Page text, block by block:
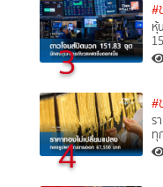
3
#
หุ้
4
#
ร
ทุ